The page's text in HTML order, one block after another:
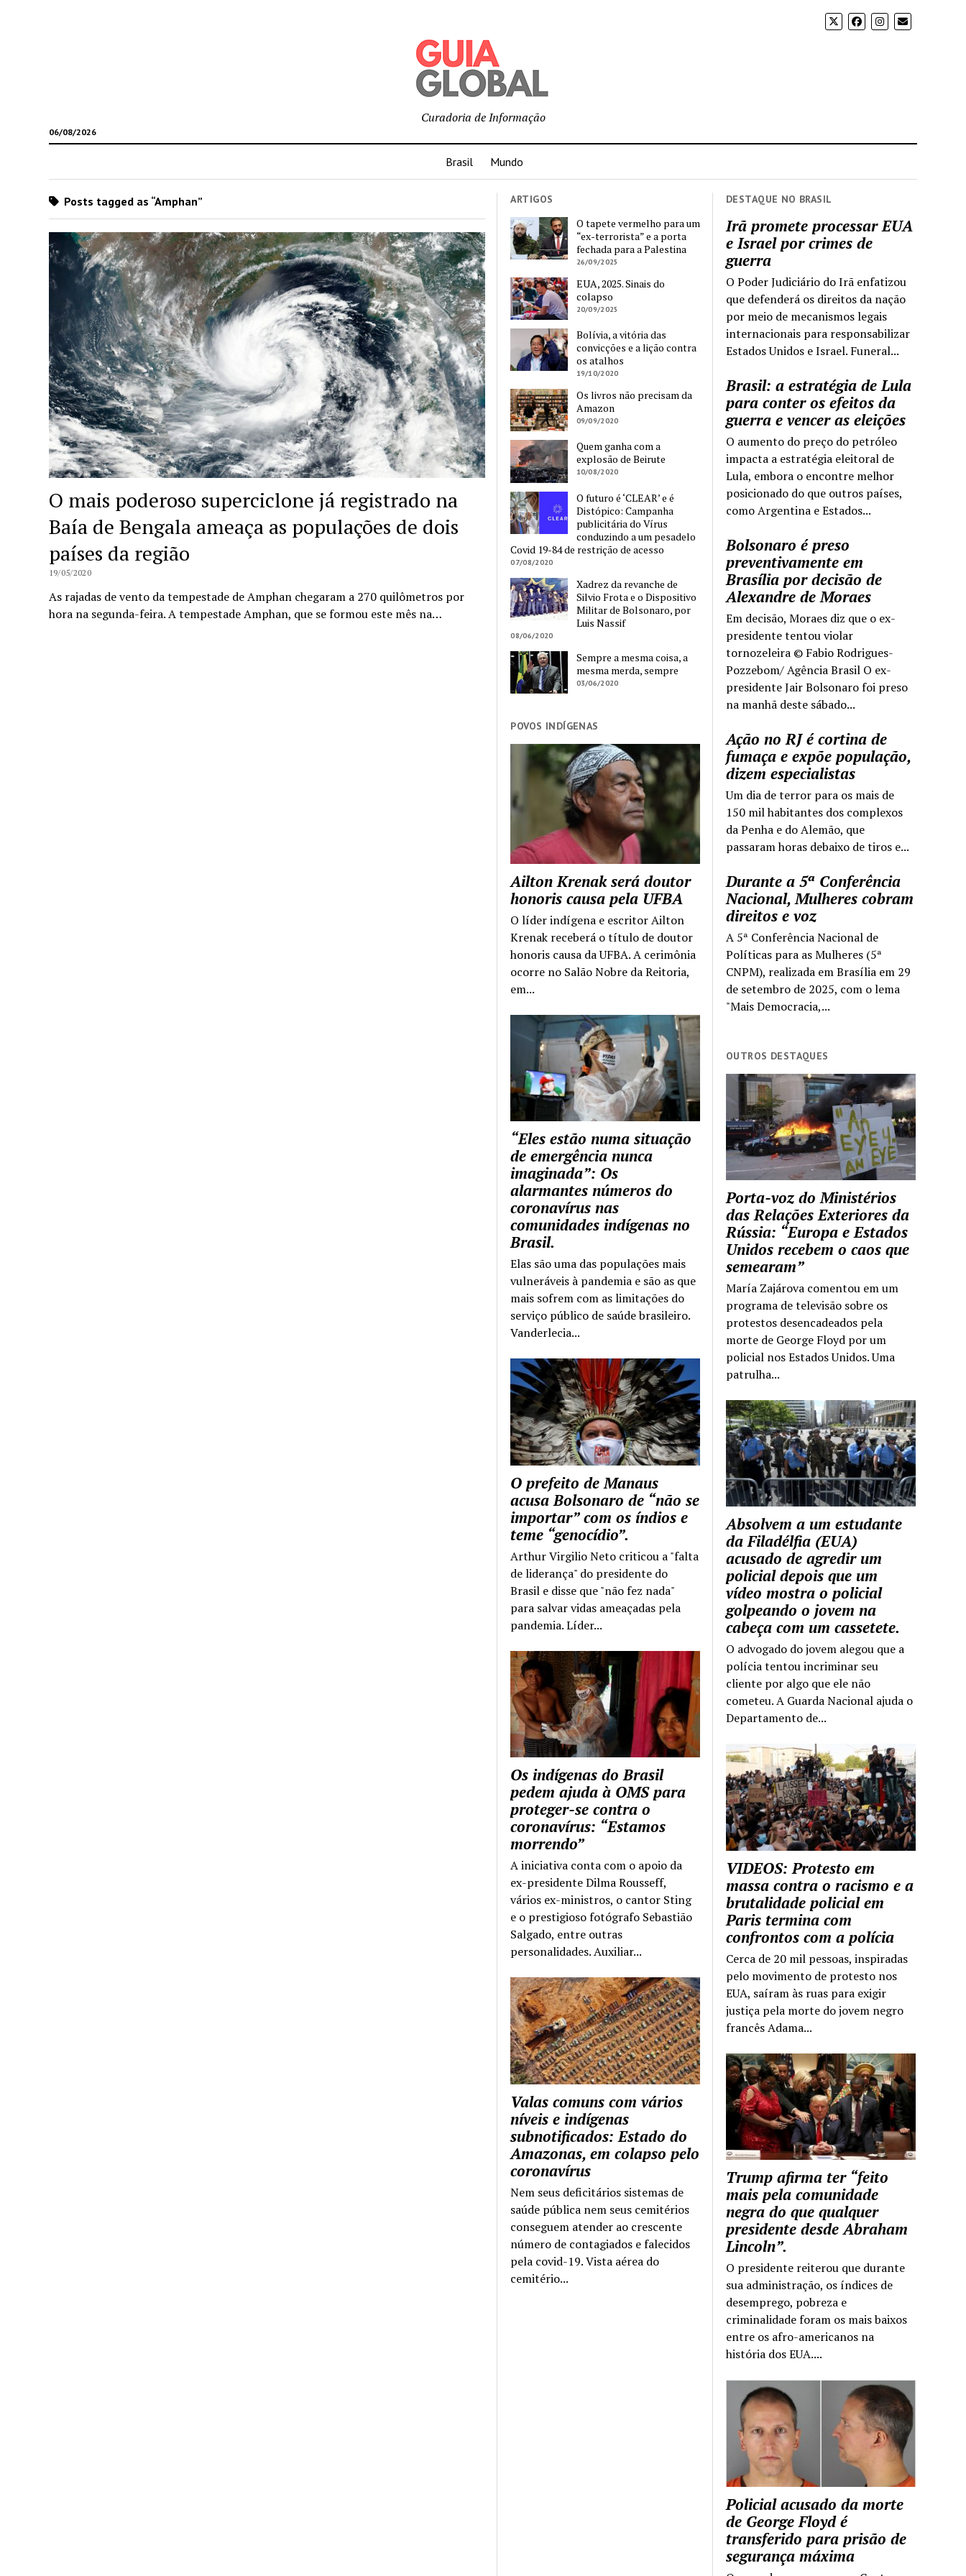
06/08/2026
Curadoria de Informação
Brasil Mundo
DESTAQUE NO BRASIL
Irã promete processar EUA
e Israel por crimes de
guerra
O Poder Judiciário do Irã enfatizou
que defenderá os direitos da nação
por meio de mecanismos legais
internacionais para responsabilizar
Estados Unidos e Israel. Funeral...
Brasil: a estratégia de Lula
para conter os efeitos da
guerra e vencer as eleições
O aumento do preço do petróleo
impacta a estratégia eleitoral de
Lula, embora o encontre melhor
posicionado do que outros países,
como Argentina e Estados...
Bolsonaro é preso
preventivamente em
Brasília por decisão de
Alexandre de Moraes
Em decisão, Moraes diz que o ex-
presidente tentou violar
tornozeleira © Fabio Rodrigues-
Pozzebom/ Agência Brasil O ex-
presidente Jair Bolsonaro foi preso
na manhã deste sábado...
Ação no RJ é cortina de
fumaça e expõe população,
dizem especialistas
Um dia de terror para os mais de
150 mil habitantes dos complexos
da Penha e do Alemão, que
passaram horas debaixo de tiros e...
Durante a 5ª Conferência
Nacional, Mulheres cobram
direitos e voz
A 5ª Conferência Nacional de
Políticas para as Mulheres (5ª
CNPM), realizada em Brasília em 29
de setembro de 2025, com o lema
"Mais Democracia,...
OUTROS DESTAQUES
Porta-voz do Ministérios
das Relações Exteriores da
Rússia: “Europa e Estados
Unidos recebem o caos que
semearam”
María Zajárova comentou em um
programa de televisão sobre os
protestos desencadeados pela
morte de George Floyd por um
policial nos Estados Unidos. Uma
patrulha...
Absolvem a um estudante
da Filadélfia (EUA)
acusado de agredir um
policial depois que um
vídeo mostra o policial
golpeando o jovem na
cabeça com um cassetete.
O advogado do jovem alegou que a
polícia tentou incriminar seu
cliente por algo que ele não
cometeu. A Guarda Nacional ajuda o
Departamento de...
VIDEOS: Protesto em
massa contra o racismo e a
brutalidade policial em
Paris termina com
confrontos com a polícia
Cerca de 20 mil pessoas, inspiradas
pelo movimento de protesto nos
EUA, saíram às ruas para exigir
justiça pela morte do jovem negro
francês Adama...
Trump afirma ter “feito
mais pela comunidade
negra do que qualquer
presidente desde Abraham
Lincoln”.
O presidente reiterou que durante
sua administração, os índices de
desemprego, pobreza e
criminalidade foram os mais baixos
entre os afro-americanos na
história dos EUA....
Policial acusado da morte
de George Floyd é
transferido para prisão de
segurança máxima
Posts tagged as “Amphan”
O mais poderoso superciclone já registrado na
Baía de Bengala ameaça as populações de dois
países da região
19/05/2020
As rajadas de vento da tempestade de Amphan chegaram a 270 quilômetros por
hora na segunda-feira. A tempestade Amphan, que se formou este mês na…
ARTIGOS
O tapete vermelho para um
“ex-terrorista” e a porta
fechada para a Palestina
26/09/2025
EUA, 2025. Sinais do
colapso
20/09/2025
Bolívia, a vitória das
convicções e a lição contra
os atalhos
19/10/2020
Os livros não precisam da
Amazon
09/09/2020
Quem ganha com a
explosão de Beirute
10/08/2020
O futuro é ‘CLEAR’ e é
Distópico: Campanha
publicitária do Vírus
conduzindo a um pesadelo
Covid 19-84 de restrição de acesso
07/08/2020
Xadrez da revanche de
Silvio Frota e o Dispositivo
Militar de Bolsonaro, por
Luis Nassif
08/06/2020
Sempre a mesma coisa, a
mesma merda, sempre
03/06/2020
POVOS INDÍGENAS
Ailton Krenak será doutor
honoris causa pela UFBA
O líder indígena e escritor Ailton
Krenak receberá o título de doutor
honoris causa da UFBA. A cerimônia
ocorre no Salão Nobre da Reitoria,
em...
“Eles estão numa situação
de emergência nunca
imaginada”: Os
alarmantes números do
coronavírus nas
comunidades indígenas no
Brasil.
Elas são uma das populações mais
vulneráveis à pandemia e são as que
mais sofrem com as limitações do
serviço público de saúde brasileiro.
Vanderlecia...
O prefeito de Manaus
acusa Bolsonaro de “não se
importar” com os índios e
teme “genocídio”.
Arthur Virgilio Neto criticou a "falta
de liderança" do presidente do
Brasil e disse que "não fez nada"
para salvar vidas ameaçadas pela
pandemia. Líder...
Os indígenas do Brasil
pedem ajuda à OMS para
proteger-se contra o
coronavírus: “Estamos
morrendo”
A iniciativa conta com o apoio da
ex-presidente Dilma Rousseff,
vários ex-ministros, o cantor Sting
e o prestigioso fotógrafo Sebastião
Salgado, entre outras
personalidades. Auxiliar...
Valas comuns com vários
níveis e indígenas
subnotificados: Estado do
Amazonas, em colapso pelo
coronavírus
Nem seus deficitários sistemas de
saúde pública nem seus cemitérios
conseguem atender ao crescente
número de contagiados e falecidos
pela covid-19. Vista aérea do
cemitério...